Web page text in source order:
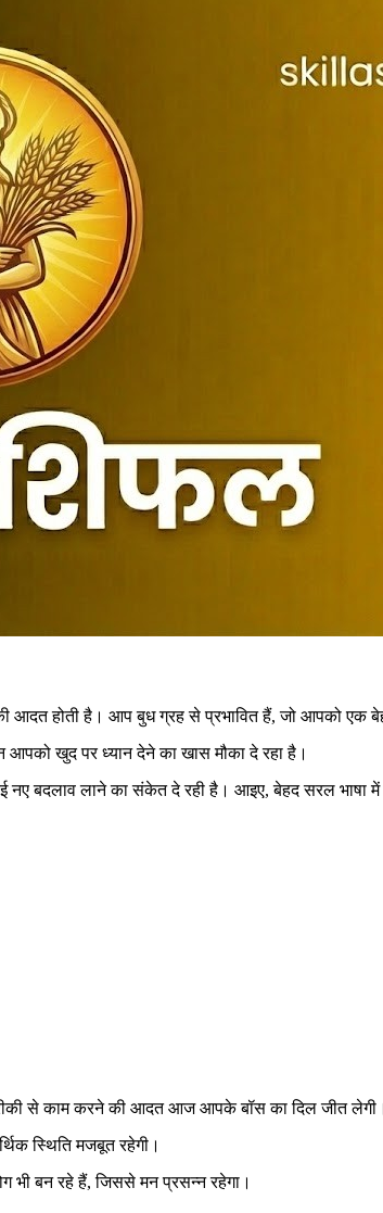
होती है। आप बुध ग्रह से प्रभावित हैं, जो आपको एक
खुद पर ध्यान देने का खास मौका दे रहा है।
बदलाव लाने का संकेत दे रही है। आइए, बेहद सरल
से काम करने की आदत आज आपके बॉस का दिल जीत लेगी।
स्थिति मजबूत रहेगी।
भी बन रहे हैं, जिससे मन प्रसन्न रहेगा।